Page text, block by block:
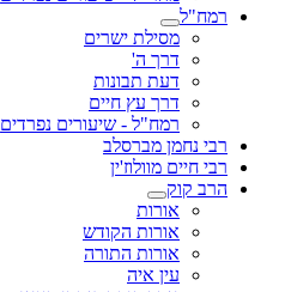
רמח"ל
מסילת ישרים
דרך ה'
דעת תבונות
דרך עץ חיים
רמח"ל - שיעורים נפרדים
רבי נחמן מברסלב
רבי חיים מוולוז'ין
הרב קוק
אורות
אורות הקודש
אורות התורה
עין איה